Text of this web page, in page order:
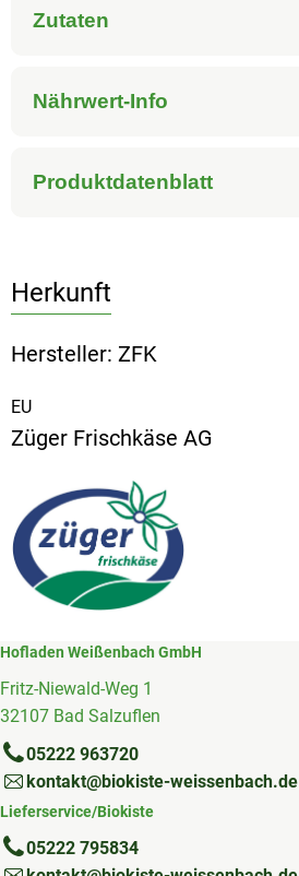
Zutaten
Nährwert-Info
Produktdatenblatt
Herkunft
Hersteller: ZFK
EU
Züger Frischkäse AG
Hofladen Weißenbach GmbH
Fritz-Niewald-Weg 1
32107 Bad Salzuflen
05222 963720
kontakt@biokiste-weissenbach.de
Lieferservice/Biokiste
05222 795834